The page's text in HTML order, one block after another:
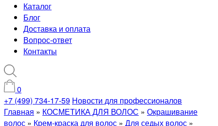
Каталог
Блог
Доставка и оплата
Вопрос-ответ
Контакты
0
+7 (499) 734-17-59 Новости для профессионалов
Главная » КОСМЕТИКА ДЛЯ ВОЛОС » Окрашивание
волос » Крем-краска для волос » Для седых волос »